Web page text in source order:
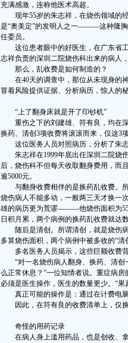
充满感激，连称他医术高超。
现年55岁的朱志祥，在烧伤领域的经
是“奥美定”的发明人之一———这种隆胸
任委员。
这位患者眼中的好医生，在广东省工
志祥负责的深圳二院烧伤科出来的病人
那么，乱收费是如何制造的？
在40天的调查中，那位从未现身的神
冒着风险提供证据、分析病历，惊人的
“上了翻身床就是开了印钞机”
重伤之下的刘建雄、符有良，均在深
换药、清创3项收费将滚滚而来，仅这3
这位医务人员对照病历，分析了朱志
朱志祥在1999年底出任深圳二院烧伤
后，烧伤科不但每天收取翻身费用，而
逾5000元。
与翻身收费相伴的是换药乱收费。所
烧伤病人不能多动，一般两三天才换一
雄的病历更为荒谬———他烧伤面积为55
日积月累，两个病例的换药乱收费就达
随后是清创。所谓清创，就是烧伤
多算烧伤面积，两个病例中被多收的“清
多名医务人员揭示，这些巨额收费
“对一名烧伤病人翻身、换药、清创
么正常休息？”一位知情者说。重症病
必须是医生操作，医生的数量更少。“
真正可能的操作是：通过在计费电
因此，在符有良的收费清单上，仅换
奇怪的用药记录
在病人身上滥用药品，也是创收、